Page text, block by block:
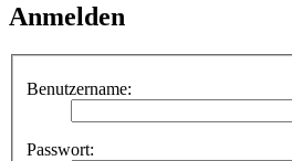
Anmelden
Benutzername:
Passwort: